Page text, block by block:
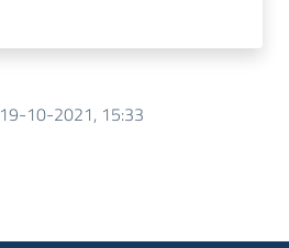
19-10-2021, 15:33